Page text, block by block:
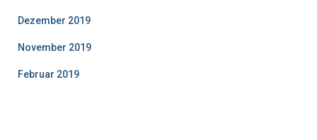
Dezember 2019
November 2019
Februar 2019